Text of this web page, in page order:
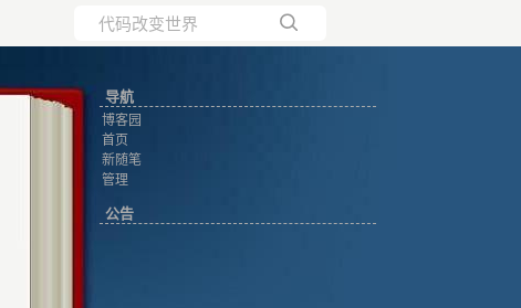
导航
博客园
首页
新随笔
管理
公告